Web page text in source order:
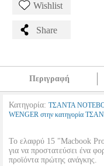
Wishlist
Share
Περιγραφή
Κατηγορία: ΤΣΑΝΤΑ
WENGER στην κατηγορία
Το ελαφρύ 15 "Macbook
για να προστατεύσει ένα
προϊόντα πρώτης ανάγκης.